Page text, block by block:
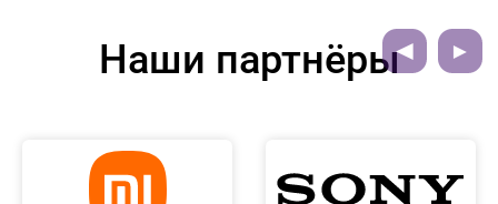
Наши партнёры